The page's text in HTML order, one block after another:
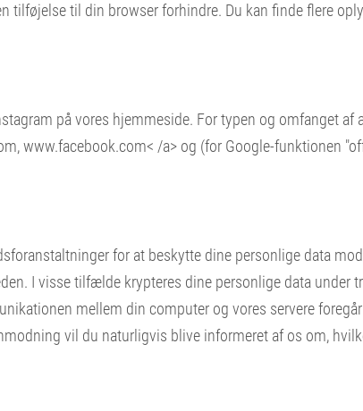
tilføjelse til din browser forhindre. Du kan finde flere
på vores hjemmeside. For typen og omfanget af
,www.facebook.com< /a> og (for Google-funktionen
for at beskytte dine personlige data
I visse tilfælde krypteres dine personlige data under
mellem din computer og vores servere
vil du naturligvis blive informeret af os om,